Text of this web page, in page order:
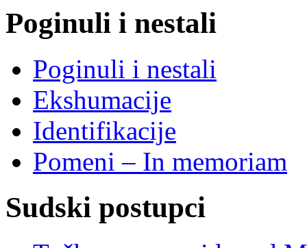
Poginuli i nestali
Poginuli i nestali
Ekshumacije
Identifikacije
Pomeni – In memoriam
Sudski postupci